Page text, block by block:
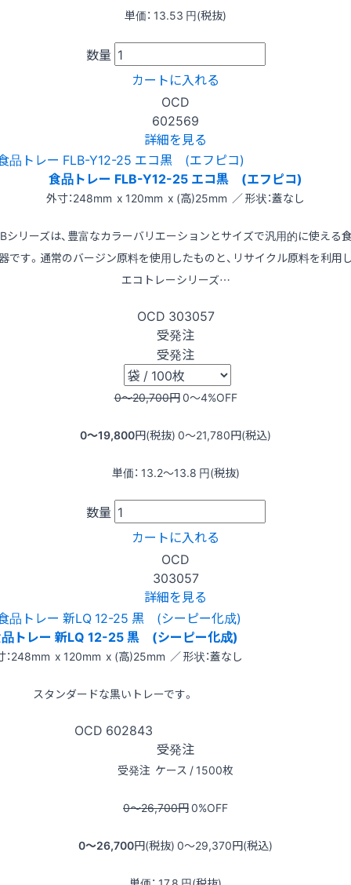
単価： 13.53 円(税抜)
数量
カートに入れる
OCD
602569
詳細を見る
食品トレー FLB-Y12-25 エコ黒 (エフピコ)
外寸：248mm x 120mm x (高)25mm ／ 形状：蓋なし
シリーズは、豊富なカラーバリエーションとサイズで汎用的に使える
です。通常のバージン原料を使用したものと、リサイクル原料を利用
エコトレーシリーズ…
OCD 303057
受発注
受発注
0〜20,700円0〜4%OFF
0〜19,800円(税抜) 0〜21,780円(税込)
単価： 13.2〜13.8 円(税抜)
数量
カートに入れる
OCD
303057
詳細を見る
トレー 新LQ 12-25 黒 (シーピー化成)
：248mm x 120mm x (高)25mm ／ 形状：蓋なし
スタンダードな黒いトレーです。
OCD 602843
受発注
受発注 ケース / 1500枚
0〜26,700円0%OFF
0〜26,700円(税抜) 0〜29,370円(税込)